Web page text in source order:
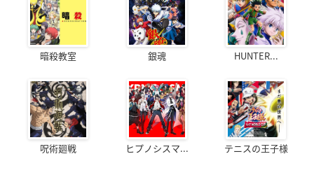
暗殺教室 銀魂 HUNTER...
呪術廻戦 ヒプノシスマ... テニスの王子様